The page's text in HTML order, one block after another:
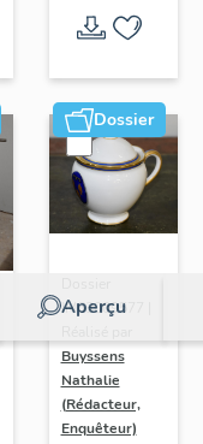
Dossier
Aperçu
IM63009577 |
Buyssens
Nathalie
(Rédacteur,
Enquêteur)